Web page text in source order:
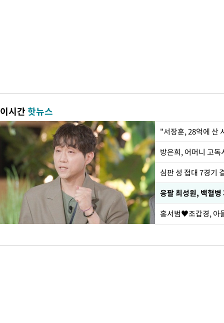
이시간핫뉴스
"서장훈, 28억에 산
방은희, 어머니 고
심판 성 접대 7경기
응팔 최성원, 백혈
홍서범♥조갑경, 아